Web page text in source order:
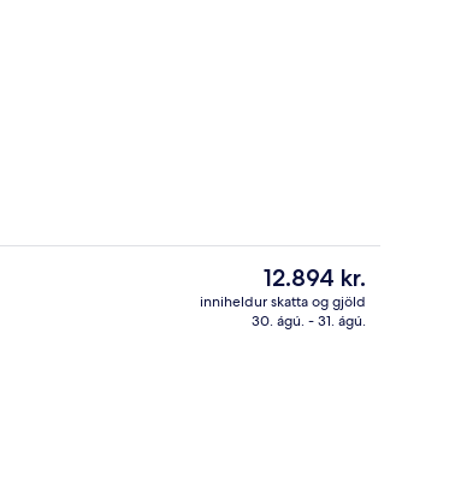
Standard-íbúð | Stofa |
Núverandi
verð
er
12.894 kr.
inniheldur skatta og gjöld
30. ágú. - 31. ágú.